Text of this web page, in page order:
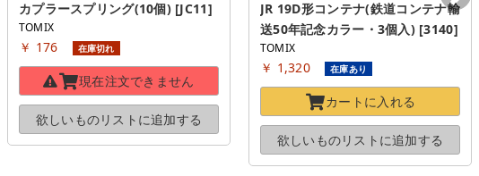
カプラースプリング(10個) [JC11]
TOMIX
￥ 176 在庫切れ
現在注文できません
欲しいものリストに追加する
JR 19D形コンテナ(鉄道コンテナ輸
送50年記念カラー・3個入) [3140]
TOMIX
￥ 1,320 在庫あり
カートに入れる
欲しいものリストに追加する